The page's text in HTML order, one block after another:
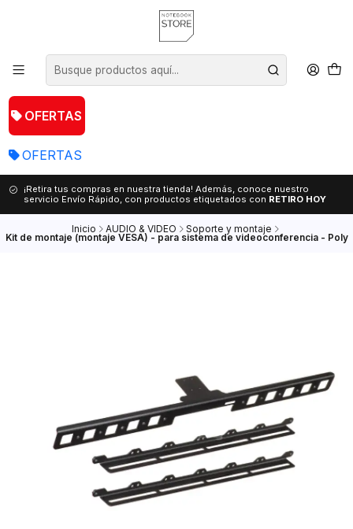
OFERTAS
OFERTAS
¡Retira tus compras en nuestra tienda! Además, conoce nuestro
servicio Envío Rápido, con productos etiquetados con RETIRO HOY
Inicio AUDIO & VIDEO Soporte y montaje
Kit de montaje (montaje VESA) - para sistema de videoconferencia - Poly